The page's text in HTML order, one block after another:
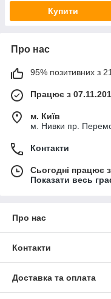
Купити
Про нас
95% позитивних з 21
Працює з
м. Київ
м. Нивки пр.
Контакти
Сьогодні працює
Показати весь
Про нас
Контакти
Доставка та оплата